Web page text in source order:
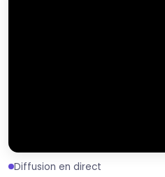
Diffusion en direct